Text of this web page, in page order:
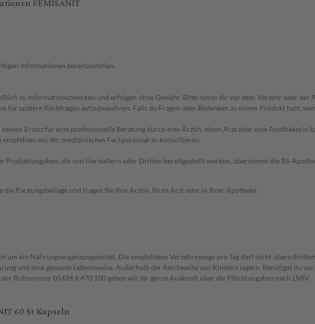
Informationen bereitzustellen.
zu Informationszwecken und erfolgen ohne Gewähr. Bitte nimm dir vor dem Verzehr oder
für spätere Rückfragen aufzubewahren. Falls du Fragen oder Bedenken zu einem Produkt hast,
Ersatz für eine professionelle Beratung durch eine Ärztin, einen Arzt oder eine Apothekerin
wir dir, medizinisches Fachpersonal zu konsultieren.
Produktangaben, die von Herstellern oder Dritten bereitgestellt werden, übernimmt die BS-
die Packungsbeilage und fragen Sie Ihre Ärztin, Ihren Arzt oder in Ihrer Apotheke.
um ein Nahrungsergänzungsmittel. Die empfohlene Verzehrmenge pro Tag darf nicht
und eine gesunde Lebensweise. Außerhalb der Reichweite von Kindern lagern. Benötigst du
Rufnummer 05424 6 470 100 geben wir dir gerne Auskunft über die Pflichtangaben nach LMIV.
60 St Kapseln